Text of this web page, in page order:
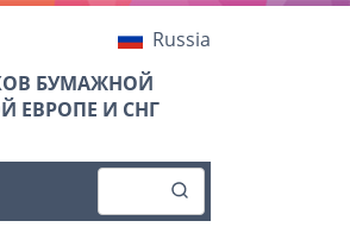
Russia
БУМАЖНОЙ
ЕВРОПЕ И СНГ